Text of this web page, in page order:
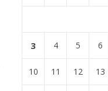
3 4 5 6
10 11 12 13